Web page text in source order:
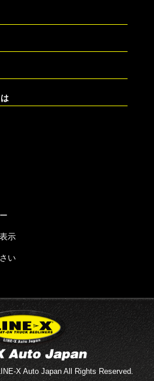
示
い
X Auto Japan All Rights Reserved.